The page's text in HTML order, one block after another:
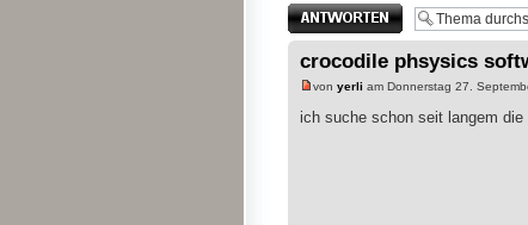
Antwort erstellen
crocodile phsysics
von yerli am Donnerstag 27.
ich suche schon seit langem